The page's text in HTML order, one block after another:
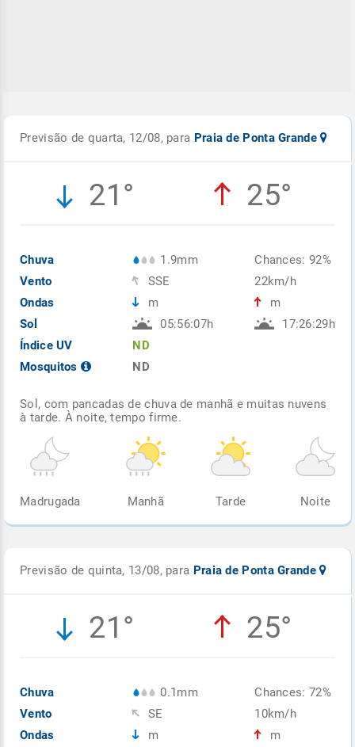
Previsão de quarta, 12/08, para Praia de Ponta Grande
21° 25°
Chuva
Vento
Ondas
Sol
Índice UV
Mosquitos
1.9mm
SSE
m
05:56:07h
ND
ND
Chances: 92%
22km/h
m
17:26:29h
Sol, com pancadas de chuva de manhã e muitas nuvens
à tarde. À noite, tempo firme.
Madrugada Manhã Tarde Noite
Previsão de quinta, 13/08, para Praia de Ponta Grande
21° 25°
Chuva
Vento
Ondas
0.1mm
SE
m
Chances: 72%
10km/h
m